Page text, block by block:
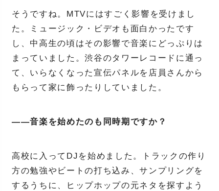
そうですね。MTVにはすごく影響を受けまし
た。ミュージック・ビデオも面白かったです
し、中高生の頃はその影響で音楽にどっぷりは
まっていました。渋谷のタワーレコードに通っ
て、いらなくなった宣伝パネルを店員さんから
もらって家に飾ったりしていました。
――音楽を始めたのも同時期ですか？
高校に入ってDJを始めました。トラックの作り
方の勉強やビートの打ち込み、サンプリングを
するうちに、ヒップホップの元ネタを探すよう